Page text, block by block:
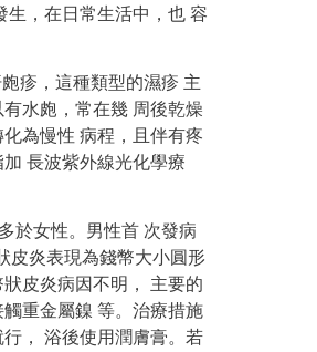
生，在日常生活中，也 容
疹，這種類型的濕疹 主
水皰，常在幾 周後乾燥
為慢性 病程，且伴有疼
長波紫外線光化學療
於女性。男性首 次發病
皮炎表現為錢幣大小圓形
皮炎病因不明， 主要的
重金屬鎳 等。治療措施
， 浴後使用潤膚膏。若